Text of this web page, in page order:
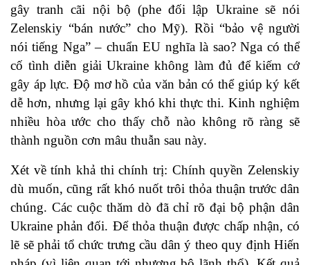
gây tranh cãi nội bộ (phe đối lập Ukraine sẽ nói
Zelenskiy “bán nước” cho Mỹ). Rồi “bảo vệ người
nói tiếng Nga” – chuẩn EU nghĩa là sao? Nga có thể
cố tình diễn giải Ukraine không làm đủ để kiếm cớ
gây áp lực. Độ mơ hồ của văn bản có thể giúp ký kết
dễ hơn, nhưng lại gây khó khi thực thi. Kinh nghiệm
nhiều hòa ước cho thấy chỗ nào không rõ ràng sẽ
thành nguồn cơn mâu thuẫn sau này.
Xét về tính khả thi chính trị: Chính quyền Zelenskiy
dù muốn, cũng rất khó nuốt trôi thỏa thuận trước dân
chúng. Các cuộc thăm dò đã chỉ rõ đại bộ phận dân
Ukraine phản đối. Để thỏa thuận được chấp nhận, có
lẽ sẽ phải tổ chức trưng cầu dân ý theo quy định Hiến